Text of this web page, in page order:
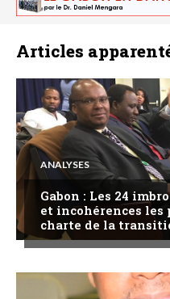
Articles
ANALYSES
Gabon : Les 24
et incohérences les
charte de la